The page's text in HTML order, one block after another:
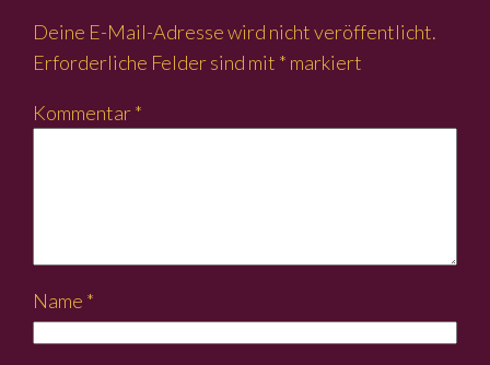
Deine E-Mail-Adresse wird nicht veröffentlicht.
Erforderliche Felder sind mit * markiert
Kommentar*
Name *